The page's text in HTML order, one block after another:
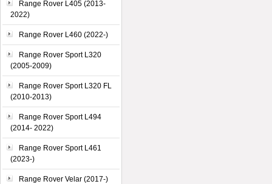
Range Rover L405 (2013-
2022)
Range Rover L460 (2022-)
Range Rover Sport L320
(2005-2009)
Range Rover Sport L320 FL
(2010-2013)
Range Rover Sport L494
(2014- 2022)
Range Rover Sport L461
(2023-)
Range Rover Velar (2017-)